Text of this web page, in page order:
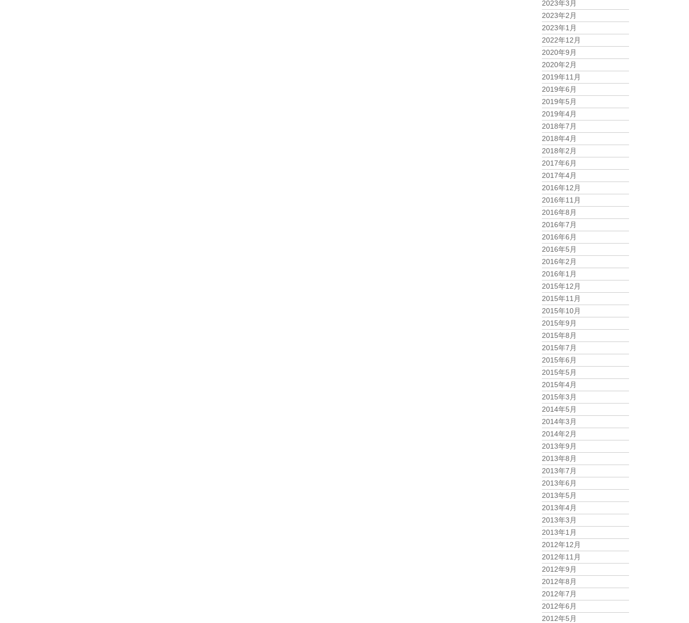
2023年3月
2023年2月
2023年1月
2022年12月
2020年9月
2020年2月
2019年11月
2019年6月
2019年5月
2019年4月
2018年7月
2018年4月
2018年2月
2017年6月
2017年4月
2016年12月
2016年11月
2016年8月
2016年7月
2016年6月
2016年5月
2016年2月
2016年1月
2015年12月
2015年11月
2015年10月
2015年9月
2015年8月
2015年7月
2015年6月
2015年5月
2015年4月
2015年3月
2014年5月
2014年3月
2014年2月
2013年9月
2013年8月
2013年7月
2013年6月
2013年5月
2013年4月
2013年3月
2013年1月
2012年12月
2012年11月
2012年9月
2012年8月
2012年7月
2012年6月
2012年5月